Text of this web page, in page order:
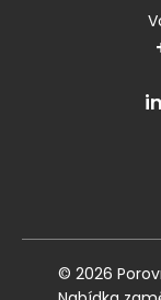
© 2026